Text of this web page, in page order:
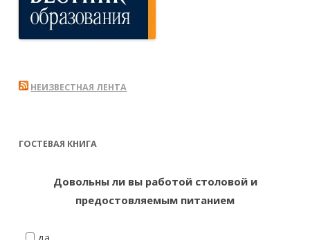
НЕИЗВЕСТНАЯ ЛЕНТА
ГОСТЕВАЯ КНИГА
Довольны ли вы работой столовой и
предостовляемым питанием